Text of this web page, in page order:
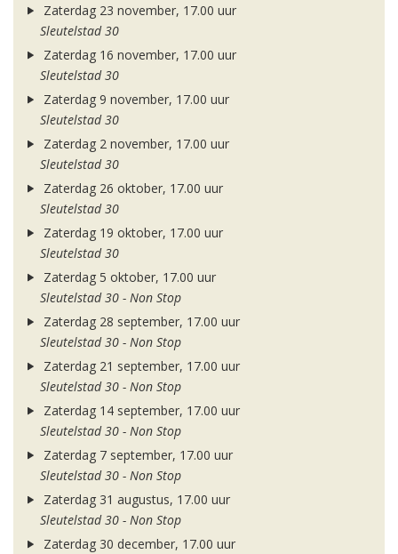
Zaterdag 23 november, 17.00 uur
Sleutelstad 30
Zaterdag 16 november, 17.00 uur
Sleutelstad 30
Zaterdag 9 november, 17.00 uur
Sleutelstad 30
Zaterdag 2 november, 17.00 uur
Sleutelstad 30
Zaterdag 26 oktober, 17.00 uur
Sleutelstad 30
Zaterdag 19 oktober, 17.00 uur
Sleutelstad 30
Zaterdag 5 oktober, 17.00 uur
Sleutelstad 30 - Non Stop
Zaterdag 28 september, 17.00 uur
Sleutelstad 30 - Non Stop
Zaterdag 21 september, 17.00 uur
Sleutelstad 30 - Non Stop
Zaterdag 14 september, 17.00 uur
Sleutelstad 30 - Non Stop
Zaterdag 7 september, 17.00 uur
Sleutelstad 30 - Non Stop
Zaterdag 31 augustus, 17.00 uur
Sleutelstad 30 - Non Stop
Zaterdag 30 december, 17.00 uur